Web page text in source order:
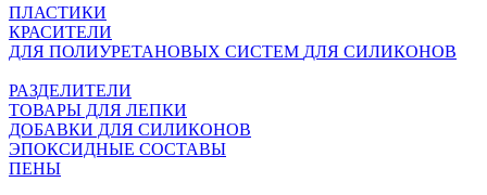
ПЛАСТИКИ
КРАСИТЕЛИ
ДЛЯ ПОЛИУРЕТАНОВЫХ СИСТЕМ ДЛЯ СИЛИКОНОВ
РАЗДЕЛИТЕЛИ
ТОВАРЫ ДЛЯ ЛЕПКИ
ДОБАВКИ ДЛЯ СИЛИКОНОВ
ЭПОКСИДНЫЕ СОСТАВЫ
ПЕНЫ